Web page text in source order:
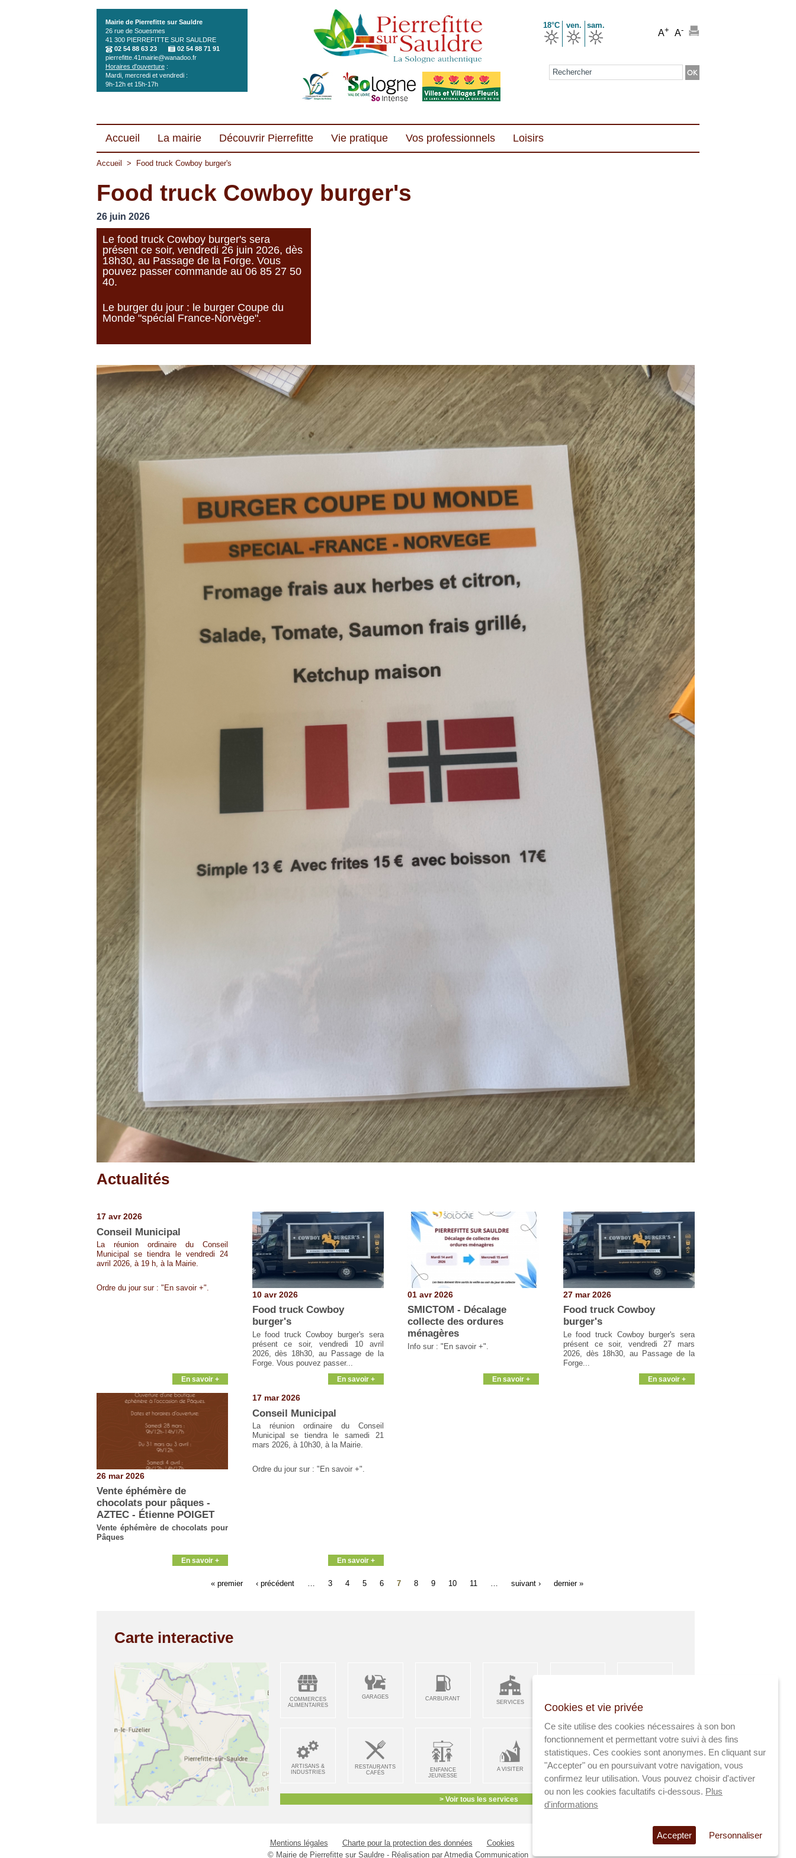
Mairie de Pierrefitte sur Sauldre
26 rue de Souesmes
41 300 PIERREFITTE SUR SAULDRE
02 54 88 63 23
02 54 88 71 91
pierrefitte.41mairie@wanadoo.fr
Horaires d'ouverture :
Mardi, mercredi et vendredi :
9h-12h et 15h-17h
18°C ven. sam.
A+ A-
Formulaire de recherche
Accueil La mairie Découvrir Pierrefitte Vie pratique Vos professionnels Loisirs
Accueil > Food truck Cowboy burger's
Food truck Cowboy burger's
26 juin 2026
Le food truck Cowboy burger's sera
présent ce soir, vendredi 26 juin 2026, dès
18h30, au Passage de la Forge. Vous
pouvez passer commande au 06 85 27 50
40.
Le burger du jour : le burger Coupe du
Monde "spécial France-Norvège".
Actualités
17 avr 2026
Conseil Municipal
La réunion ordinaire du Conseil
Municipal se tiendra le vendredi 24
avril 2026, à 19 h, à la Mairie.
Ordre du jour sur : "En savoir +".
En savoir +
10 avr 2026
Food truck Cowboy
burger's
Le food truck Cowboy burger's sera
présent ce soir, vendredi 10 avril
2026, dès 18h30, au Passage de la
Forge. Vous pouvez passer...
En savoir +
01 avr 2026
SMICTOM - Décalage
collecte des ordures
ménagères
Info sur : "En savoir +".
En savoir +
27 mar 2026
Food truck Cowboy
burger's
Le food truck Cowboy burger's sera
présent ce soir, vendredi 27 mars
2026, dès 18h30, au Passage de la
Forge...
En savoir +
26 mar 2026
Vente éphémère de
chocolats pour pâques -
AZTEC - Étienne POIGET
Vente éphémère de chocolats pour
Pâques
En savoir +
17 mar 2026
Conseil Municipal
La réunion ordinaire du Conseil
Municipal se tiendra le samedi 21
mars 2026, à 10h30, à la Mairie.
Ordre du jour sur : "En savoir +".
En savoir +
Pages
« premier ‹ précédent 3 4 5 6 7 8 9 10 11 suivant › dernier »
Carte interactive
COMMERCES
ALIMENTAIRES
GARAGES CARBURANT
SERVICES
ACTIVITÉS
SPORTIVES
ARTISANS &
INDUSTRIES
RESTAURANTS
CAFÉS
ENFANCE
JEUNESSE
A VISITER SANTÉ AGRICULTEURS
> Voir tous les services
Mentions légales Charte pour la protection des données
Cookies
© Mairie de Pierrefitte sur Sauldre - Réalisation par Atmedia Communication
Cookies et vie privée
Ce site utilise des cookies nécessaires à son bon
fonctionnement et permettant votre suivi à des fins
statistiques. Ces cookies sont anonymes. En cliquant sur
"Accepter" ou en poursuivant votre navigation, vous
confirmez leur utilisation. Vous pouvez choisir d'activer
ou non les cookies facultatifs ci-dessous. Plus
d'informations
Accepter Personnaliser